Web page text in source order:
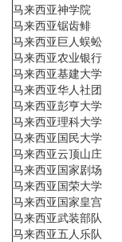
马来西亚神学院
马来西亚锯齿鲱
马来西亚巨人蜈蚣
马来西亚农业银行
马来西亚基建大学
马来西亚华人社团
马来西亚彭亨大学
马来西亚理科大学
马来西亚国民大学
马来西亚云顶山庄
马来西亚国家剧场
马来西亚国荣大学
马来西亚国家皇宫
马来西亚武装部队
马来西亚五人乐队